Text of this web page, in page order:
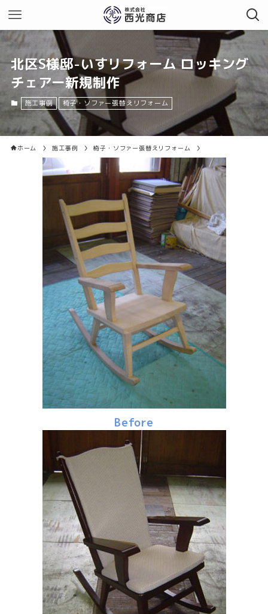
北区S様邸-いすリフォーム ロッキング
チェアー新規制作
施工事例 椅子・ソファー張替えリフォーム
ホーム 施工事例 椅子・ソファー張替えリフォーム
Before